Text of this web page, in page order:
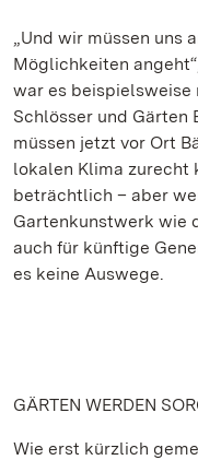
„Und wir müssen uns
Möglichkeiten
war es
Schlösser und Gärten
müssen jetzt vor Ort
lokalen Klima zurecht
beträchtlich – aber
Gartenkunstwerk wie
auch für künftige
es keine Auswege.
GÄRTEN WERDEN
Wie erst kürzlich